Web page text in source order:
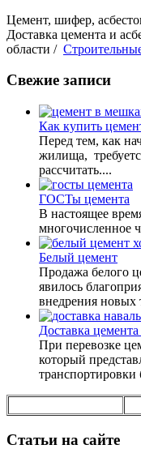
Цемент, шифер,
Доставка цемента и
области /
Свежие записи
Как купить
Перед тем, как
жилища,
рассчитать....
ГОСТы цемента
В настоящее
многочисленное
Белый цемент
Продажа белого
явилось
внедрения новых
Доставка
При перевозке
который
транспортировки
Статьи на сайте